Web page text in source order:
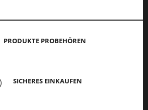
PRODUKTE PROBEHÖREN
SICHERES EINKAUFEN